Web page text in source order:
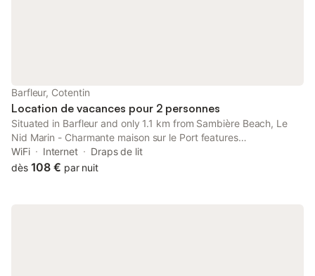
Barfleur, Cotentin
Location de vacances pour 2 personnes
Situated in Barfleur and only 1.1 km from Sambière Beach, Le
Nid Marin - Charmante maison sur le Port features
accommodation with sea views, free WiFi and free private
parking.
WiFi Internet
Draps de lit
dès 108 € par nuit